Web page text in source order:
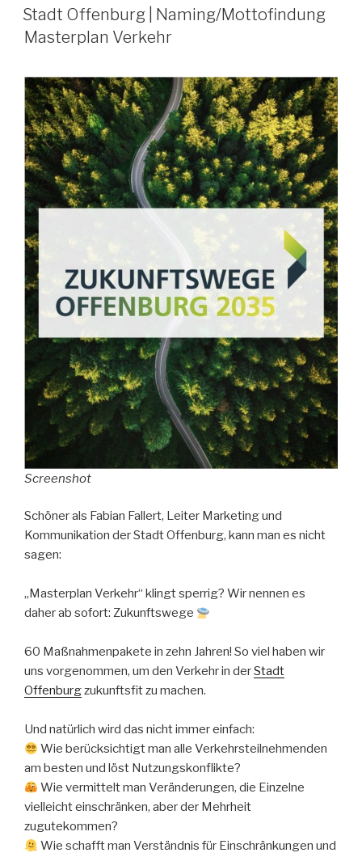
AM
Stadt Offenburg | Naming/Mottofindung
Masterplan Verkehr
Screenshot
Schöner als Fabian Fallert, Leiter Marketing und
Kommunikation der Stadt Offenburg, kann man es nicht
sagen:
„Masterplan Verkehr“ klingt sperrig? Wir nennen es
daher ab sofort: Zukunftswege
60 Maßnahmenpakete in zehn Jahren! So viel haben wir
uns vorgenommen, um den Verkehr in derStadt
Offenburgzukunftsfit zu machen.
Und natürlich wird das nicht immer einfach:
Wie berücksichtigt man alle Verkehrsteilnehmenden
am besten und löst Nutzungskonflikte?
Wie vermittelt man Veränderungen, die Einzelne
vielleicht einschränken, aber der Mehrheit
zugutekommen?
Wie schafft man Verständnis für Einschränkungen und